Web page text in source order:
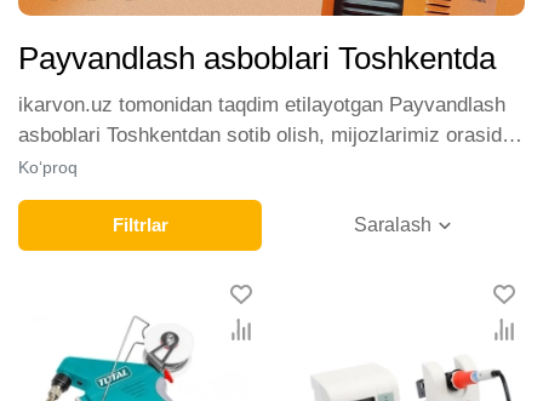
Payvandlash asboblari Toshkentda
ikarvon.uz tomonidan taqdim etilayotgan Payvandlash
asboblari Toshkentdan sotib olish, mijozlarimiz orasida
katta talabga ega. Biz ushbu toifadagi tovarlarni sotish
uchun eng yaxshi sharoitlarni ta'minlaymiz. Onlayn
do'konda Payvandlash asboblari yetakchi ishlab
chiqaruvchilar va brendlar tomonidan taqdim etilgan
bo'lib, ularning ro'yxati doimiy ravishda kengayib
bormoqda. Biz butun mamlakat bo'ylab tovarlarni
istalgan miqdorda yetkazib beramiz. Bularning barchasi
O'zbekistondagi eng yaxshi narx bilan qo’shimcha
Ko‘proq
Filtrlar Saralash